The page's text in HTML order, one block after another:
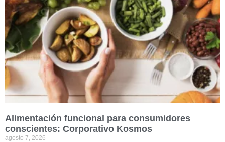
Alimentación funcional para consumidores
conscientes: Corporativo Kosmos
agosto 7, 2026